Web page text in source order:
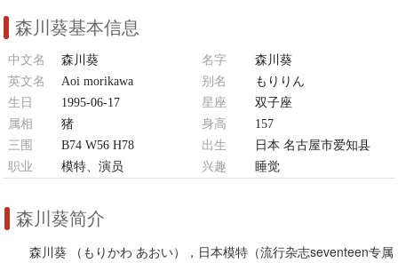
森川葵基本信息
中文名 森川葵 名字
森川葵
英文名
Aoi morikawa 别名
もりりん
生日
1995-06-17 星座
双子座
属相
猪 身高
157
三围
B74 W56 H78 出生
日本 名古屋市爱知县
职业
模特、演员 兴趣 睡觉
森川葵简介
森川葵 （もりかわ あおい），日本模特（流行杂志seventeen专属